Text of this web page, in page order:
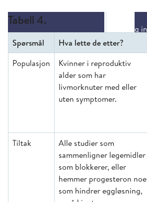
Tabell 4.
Spørsmål Hva lette de etter?
Populasjon
Kvinner i reproduktiv
alder som har
livmorknuter med eller
uten symptomer.
Tiltak
Alle studier som
sammenligner legemidler
som blokkerer, eller
hemmer progesteron noe
som hindrer eggløsning,